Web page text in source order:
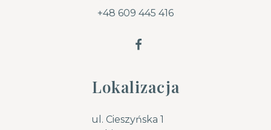
+48 609 445 416
Lokalizacja
ul. Cieszyńska 1